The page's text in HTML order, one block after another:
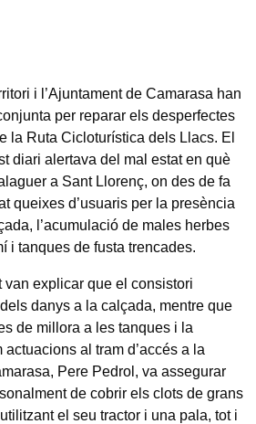
i l’Ajuntament de Camarasa han
per reparar els desperfectes
la Ruta Cicloturística dels Llacs. El
diari alertava del mal estat en què
a Sant Llorenç, on des de fa
queixes d’usuaris per la presència
l’acumulació de males herbes
i tanques de fusta trencades.
van explicar que el consistori
danys a la calçada, mentre que
de millora a les tanques i la
al tram d’accés a la
Pere Pedrol, va assegurar
de cobrir els clots de grans
el seu tractor i una pala, tot i